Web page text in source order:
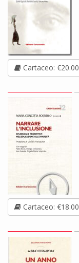
Cartaceo: €20.00
Cartaceo: €18.00